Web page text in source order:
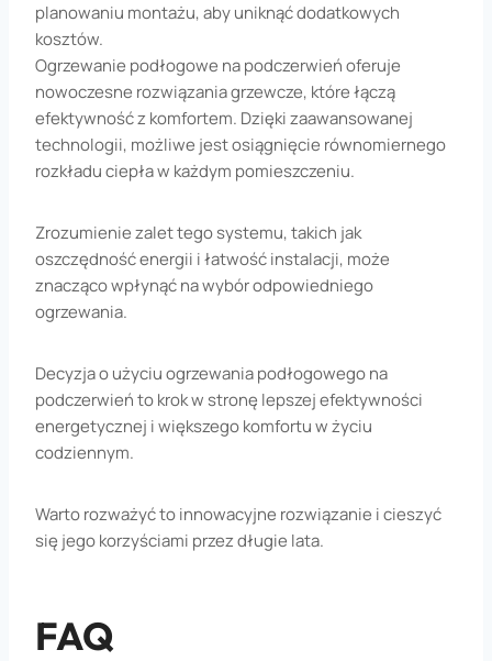
planowaniu montażu, aby uniknąć dodatkowych
kosztów.
Ogrzewanie podłogowe na podczerwień oferuje
nowoczesne rozwiązania grzewcze, które łączą
efektywność z komfortem. Dzięki zaawansowanej
technologii, możliwe jest osiągnięcie równomiernego
rozkładu ciepła w każdym pomieszczeniu.
Zrozumienie zalet tego systemu, takich jak
oszczędność energii i łatwość instalacji, może
znacząco wpłynąć na wybór odpowiedniego
ogrzewania.
Decyzja o użyciu ogrzewania podłogowego na
podczerwień to krok w stronę lepszej efektywności
energetycznej i większego komfortu w życiu
codziennym.
Warto rozważyć to innowacyjne rozwiązanie i cieszyć
się jego korzyściami przez długie lata.
FAQ